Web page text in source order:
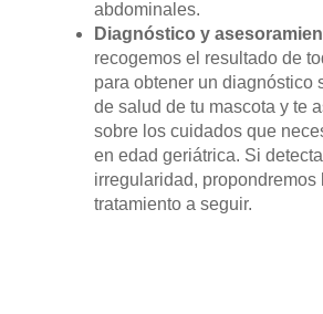
abdominales.
Diagnóstico y
recogemos el resultado de
para obtener un diagnóstico
de salud de tu mascota y te
sobre los cuidados que
en edad geriátrica. Si
irregularidad, propondremos
tratamiento a seguir.